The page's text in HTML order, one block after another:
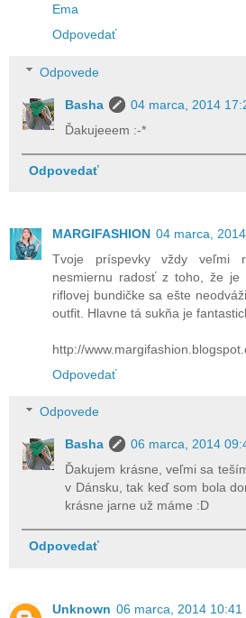
Ema
Odpovedať
Odpovede
Basha
04 marca, 2014
Ďakujeeem :-*
Odpovedať
MARGIFASHION 04 marca,
Tvoje príspevky vždy
nesmiernu radosť z toho, že
riflovej bundičke sa ešte
outfit. Hlavne tá sukňa je
http://
Odpovedať
Odpovede
Basha
06 marca, 2014
Ďakujem krásne, veľmi sa
v Dánsku, tak keď som bola
krásne jarne už máme :D
Odpovedať
Unknown 06 marca, 2014 10:41